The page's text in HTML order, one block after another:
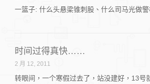
一篮子: 什么头悬梁锥刺股、什么司马光做警
时间过得真快……
2 月 12, 2011
转眼间，一个寒假过去了，站没建好，13号